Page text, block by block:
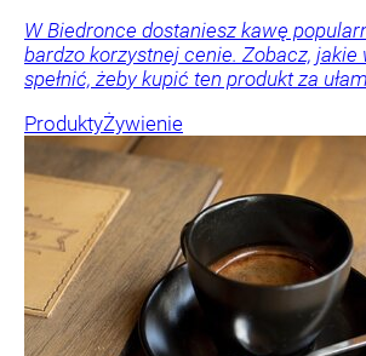
W Biedronce dostaniesz kawę
bardzo korzystnej cenie. Zobacz,
spełnić, żeby kupić ten produkt za
ProduktyŻywienie